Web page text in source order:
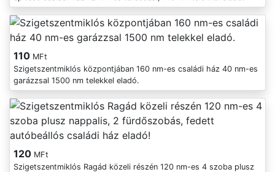
110 MFt
Szigetszentmiklós központjában 160 nm-es családi ház 40 nm-es
garázzsal 1500 nm telekkel eladó.
120 MFt
Szigetszentmiklós Ragád közeli részén 120 nm-es 4 szoba plusz